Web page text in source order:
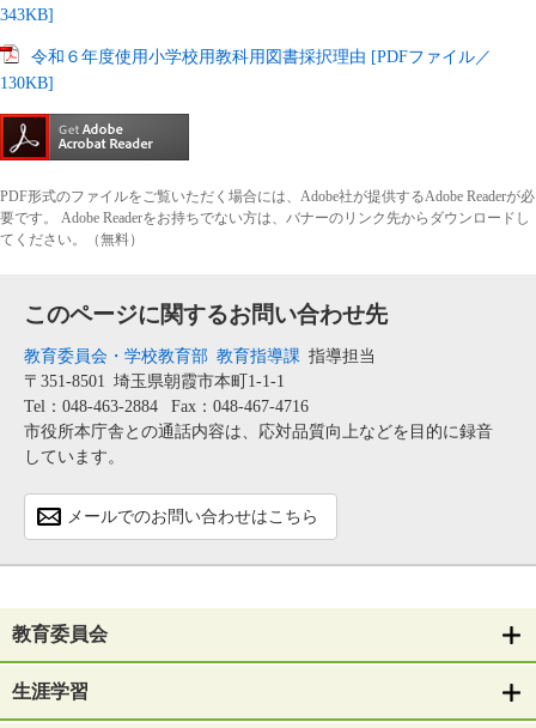
教育委員会
生涯学習
343KB]
令和６年度使用小学校用教科用図書採択理由 [PDFファイル／
130KB]
PDF形式のファイルをご覧いただく場合には、Adobe社が提供するAdobe Readerが必
要です。
Adobe Readerをお持ちでない方は、バナーのリンク先からダウンロードし
てください。（無料）
このページに関するお問い合わせ先
教育委員会・学校教育部 教育指導課 指導担当
〒351-8501 埼玉県朝霞市本町1-1-1
Tel：048-463-2884
Fax：048-467-4716
市役所本庁舎との通話内容は、応対品質向上などを目的に録音
しています。
メールでのお問い合わせはこちら